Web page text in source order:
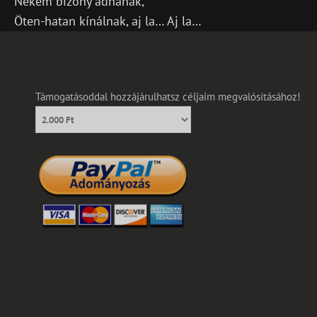
Öten-hatan kínálnak, aj la… Aj la…
Támogatásoddal hozzájárulhatsz céljaim megvalósításához!